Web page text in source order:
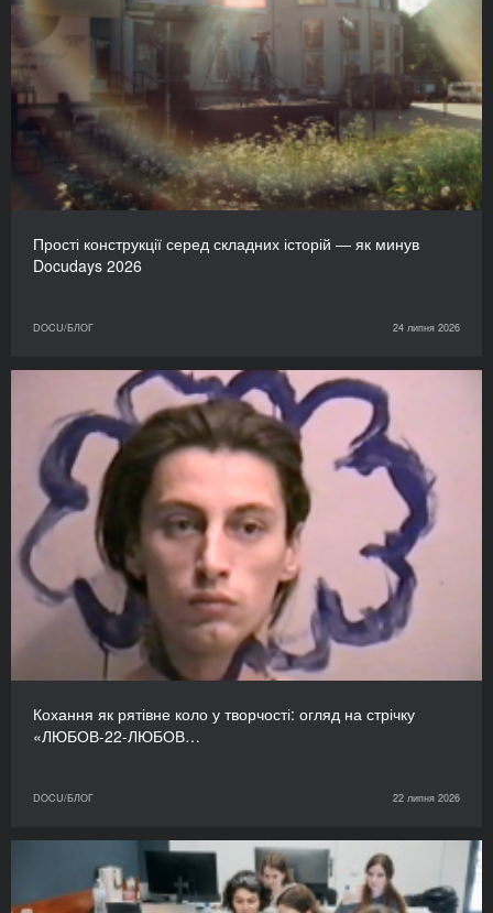
Прості конструкції серед складних історій — як минув
Docudays 2026
DOCU/БЛОГ 24 липня 2026
Кохання як рятівне коло у творчості: огляд на стрічку
«ЛЮБОВ-22-ЛЮБОВ…
DOCU/БЛОГ 22 липня 2026